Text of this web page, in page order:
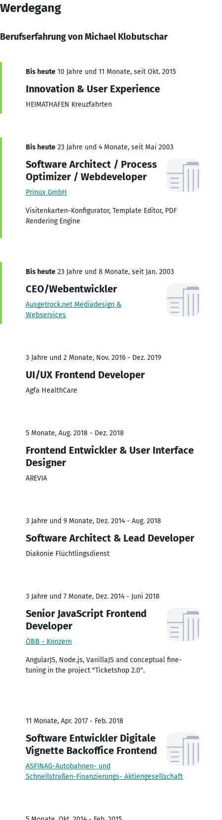
Werdegang
Berufserfahrung von Michael Klobutschar
Bis heute 10 Jahre und 11 Monate, seit Okt. 2015
Innovation & User Experience
HEIMATHAFEN Kreuzfahrten
Bis heute 23 Jahre und 4 Monate, seit Mai 2003
Software Architect / Process
Optimizer / Webdeveloper
Prinux GmbH
Visitenkarten-Konfigurator, Template Editor, PDF
Rendering Engine
Bis heute 23 Jahre und 8 Monate, seit Jan. 2003
CEO/Webentwickler
Ausgetrock.net Mediadesign &
Webservices
3 Jahre und 2 Monate, Nov. 2016 - Dez. 2019
UI/UX Frontend Developer
Agfa HealthCare
5 Monate, Aug. 2018 - Dez. 2018
Frontend Entwickler & User Interface
Designer
AREVIA
3 Jahre und 9 Monate, Dez. 2014 - Aug. 2018
Software Architect & Lead Developer
Diakonie Flüchtlingsdienst
3 Jahre und 7 Monate, Dez. 2014 - Juni 2018
Senior JavaScript Frontend
Developer
ÖBB - Konzern
AngularJS, Node.js, VanillaJS and conceptual fine-
tuning in the project "Ticketshop 2.0".
11 Monate, Apr. 2017 - Feb. 2018
Software Entwickler Digitale
Vignette Backoffice Frontend
ASFINAG-Autobahnen- und
Schnellstraßen-Finanzierungs- Aktiengesellschaft